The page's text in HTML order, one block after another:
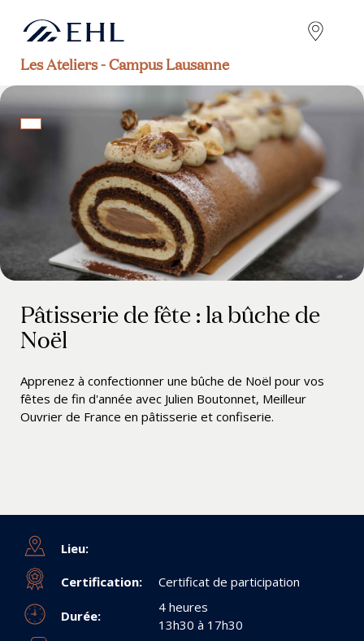
Les Ateliers - Campus Lausanne
Pâtisserie de fête : la bûche de
Noël
Apprenez à confectionner une bûche de Noël pour vos
fêtes de fin d'année avec Julien Boutonnet, Meilleur
Ouvrier de France en pâtisserie et confiserie.
Lieu:
Certification: Certificat de participation
Durée:
4 heures
13h30 à 17h30